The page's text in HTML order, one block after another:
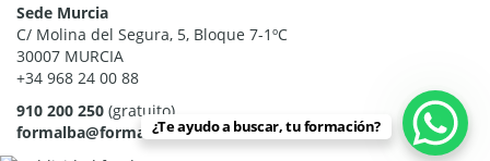
Sede Murcia
C/ Molina del Segura, 5, Bloque 7-1ºC
30007 MURCIA
+34 968 24 00 88
910 200 250 (gratuito)
formalba@formalba.es¿Te ayudo a buscar, tu formación?